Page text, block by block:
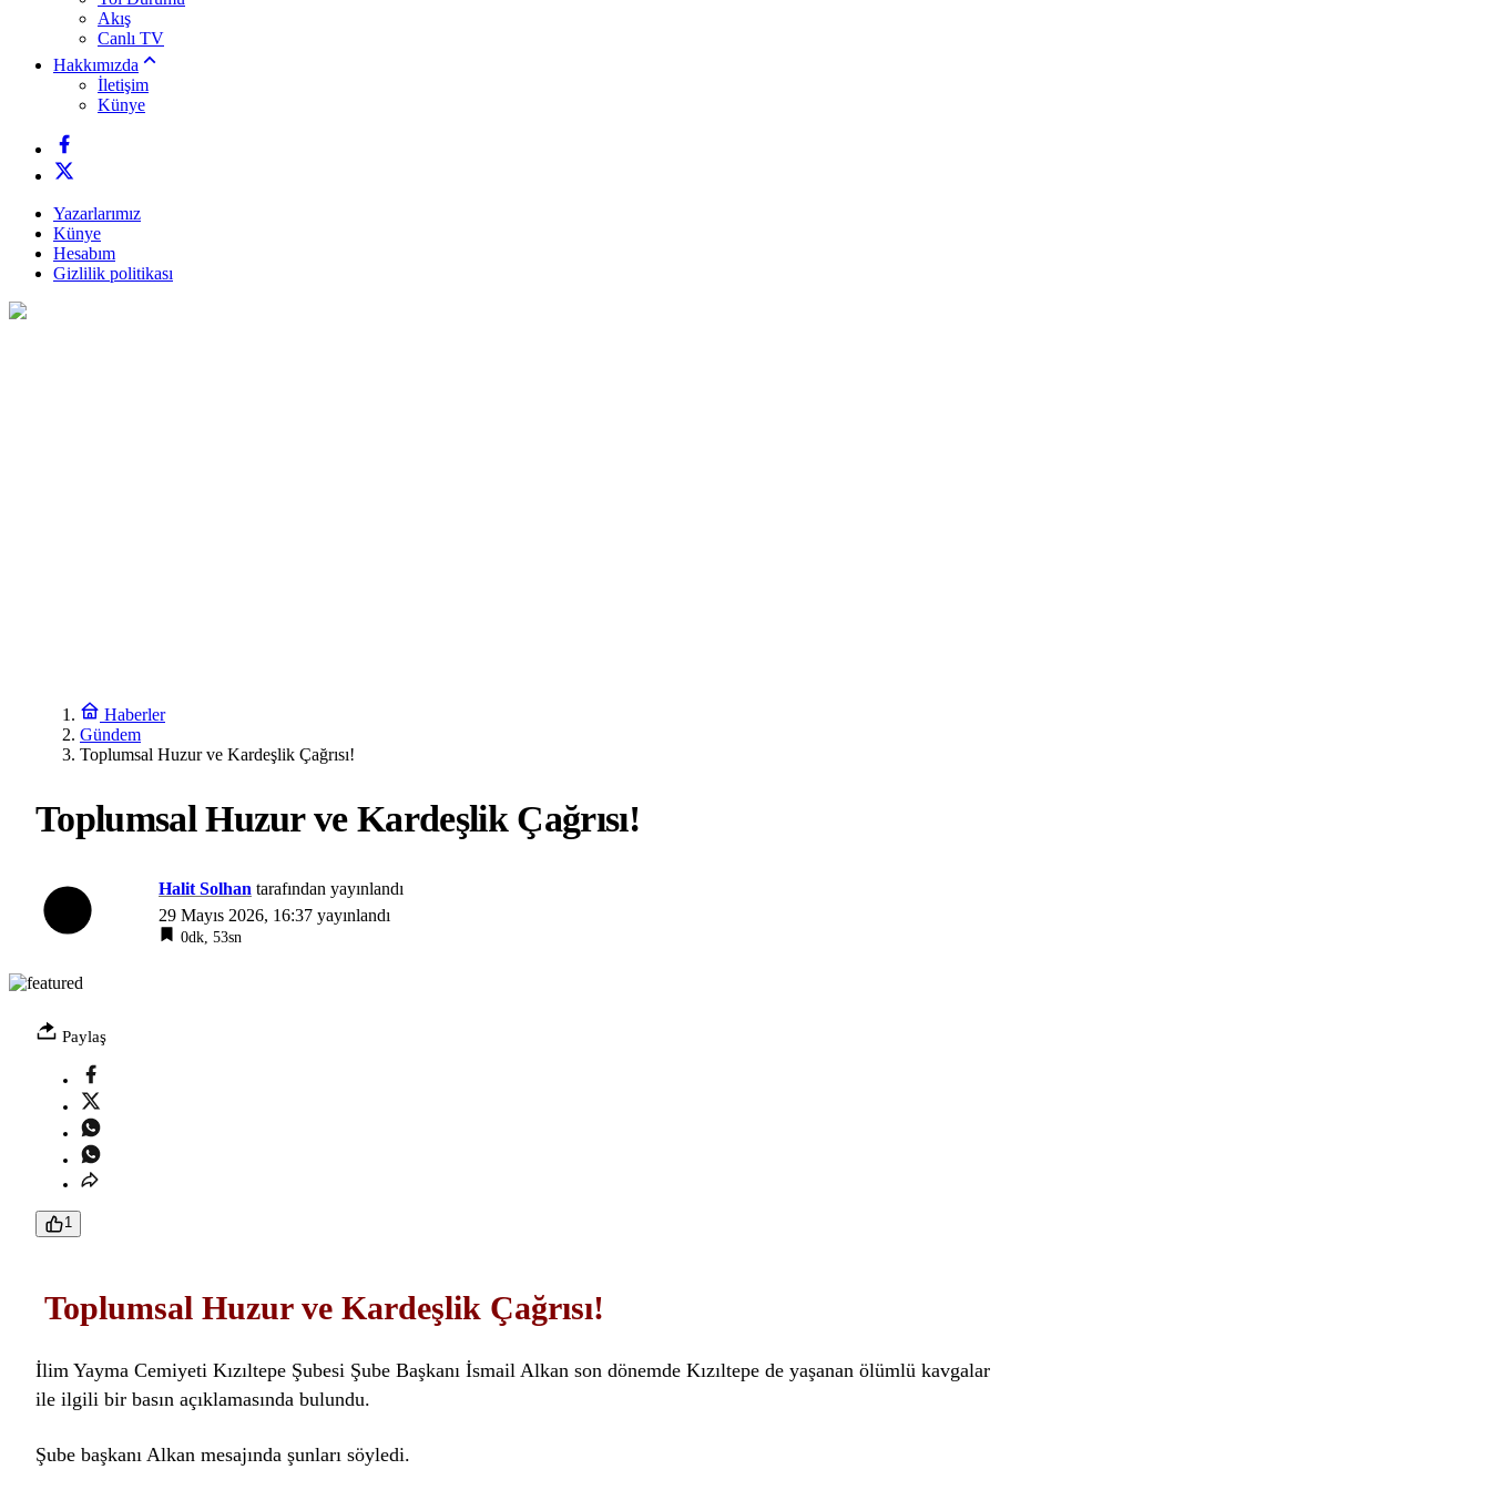
Akış
Canlı TV
Hakkımızda
İletişim
Künye
Yazarlarımız
Künye
Hesabım
Gizlilik politikası
Haberler
Gündem
Toplumsal Huzur ve Kardeşlik Çağrısı!
Toplumsal Huzur ve Kardeşlik Çağrısı!
Halit Solhan tarafından yayınlandı
29 Mayıs 2026, 16:37 yayınlandı
0dk, 53sn
Paylaş
1
Toplumsal Huzur ve Kardeşlik Çağrısı!
İlim Yayma Cemiyeti Kızıltepe Şubesi Şube Başkanı İsmail Alkan son dönemde Kızıltepe de yaşanan ölümlü kavgalar
ile ilgili bir basın açıklamasında bulundu.
Şube başkanı Alkan mesajında şunları söyledi.